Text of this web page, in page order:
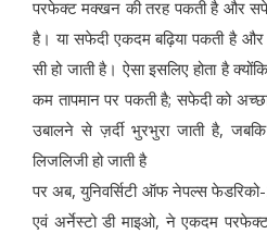
परफेक्ट मक्खन की तरह पकती है और
है। या सफेदी एकदम बढ़िया पकती है
सी हो जाती है। ऐसा इसलिए होता है
कम तापमान पर पकती है; सफेदी को
उबालने से ज़र्दी भुरभुरा जाती है,
लिजलिजी हो जाती है
पर अब, युनिवर्सिटी ऑफ नेपल्स फेडरिको-
एवं अर्नेस्टो डी माइओ, ने एकदम